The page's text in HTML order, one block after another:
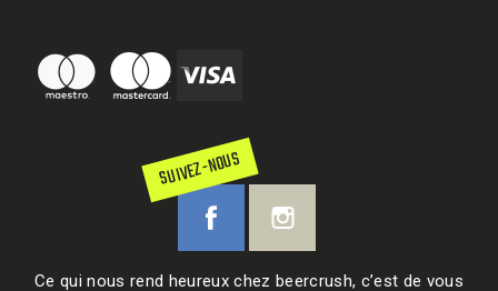
SUIVEZ-NOUS
Ce qui nous rend heureux chez beercrush, c’est de vous